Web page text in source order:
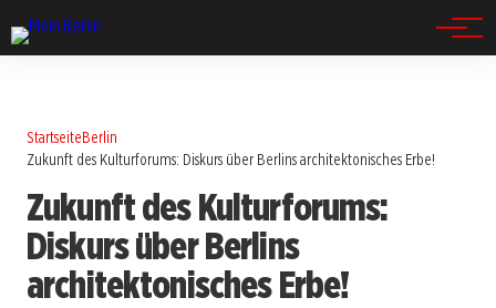
StartseiteBerlin
Zukunft des Kulturforums: Diskurs über Berlins architektonisches Erbe!
Zukunft des Kulturforums:
Diskurs über Berlins
architektonisches Erbe!